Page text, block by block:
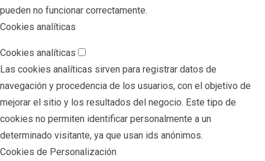
pueden no funcionar correctamente.
Cookies analíticas
Cookies analíticas
Las cookies analíticas sirven para registrar datos de
navegación y procedencia de los usuarios, con el objetivo de
mejorar el sitio y los resultados del negocio. Este tipo de
cookies no permiten identificar personalmente a un
determinado visitante, ya que usan ids anónimos.
Cookies de Personalización